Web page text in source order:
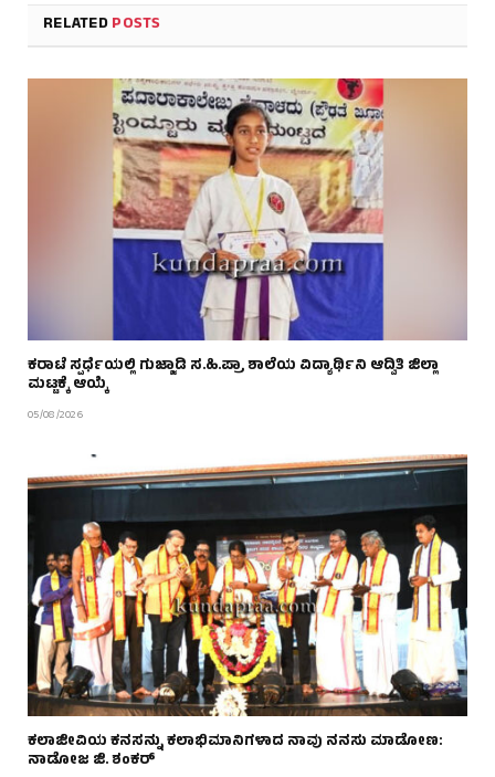
RELATEDPOSTS
ಕರಾಟೆ ಸ್ಪರ್ಧೆಯಲ್ಲಿ ಗುಜ್ಜಾಡಿ ಸ.ಹಿ.ಪ್ರಾ ಶಾಲೆಯ ವಿದ್ಯಾರ್ಥಿನಿ ಆದ್ವಿತಿ ಜಿಲ್ಲಾ
ಮಟ್ಟಕ್ಕೆ ಆಯ್ಕೆ
05/08/2026
ಕಲಾಜೀವಿಯ ಕನಸನ್ನು ಕಲಾಭಿಮಾನಿಗಳಾದ ನಾವು ನನಸು ಮಾಡೋಣ:
ನಾಡೋಜ ಜಿ. ಶಂಕರ್